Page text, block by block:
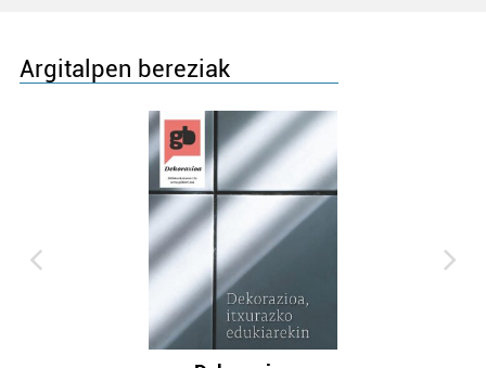
Argitalpen bereziak